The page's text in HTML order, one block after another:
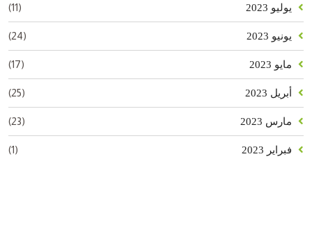
يوليو 2023 (11)
يونيو 2023 (24)
مايو 2023 (17)
أبريل 2023 (25)
مارس 2023 (23)
فبراير 2023 (1)